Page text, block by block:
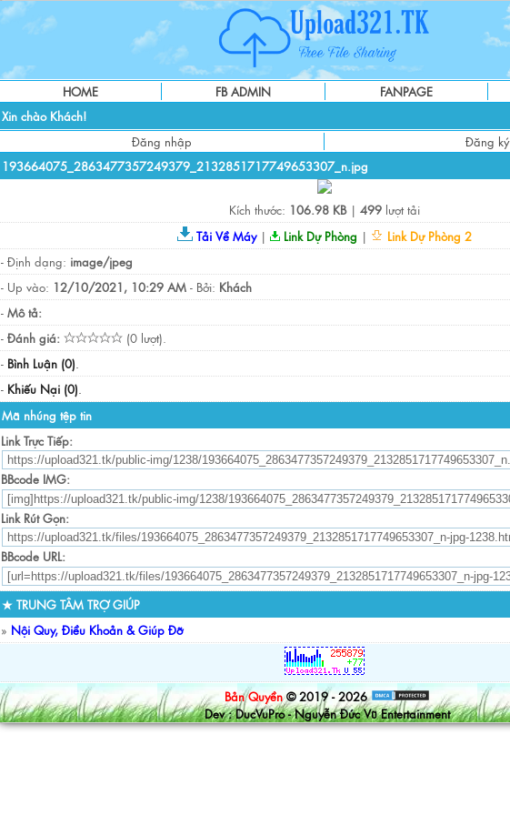
HOME FB ADMIN FANPAGE
Xin chào Khách!
Đăng nhập
Đăng ký
193664075_2863477357249379_2132851717749653307_n.jpg
Kích thước: 106.98 KB| 499 lượt tải
Tải Về Máy| Link Dự Phòng |
Link Dự Phòng 2
- Định dạng: image/jpeg
- Up vào: 12/10/2021, 10:29 AM - Bởi: Khách
- Mô tả:
- Đánh giá:
(0 lượt).
- Bình Luận (0).
- Khiếu Nại (0).
Mã nhúng tệp tin
Link Trực Tiếp:
BBcode IMG:
Link Rút Gọn:
BBcode URL:
★ TRUNG TÂM TRỢ GIÚP
» Nội Quy, Điều Khoản & Giúp Đỡ
Bản Quyền © 2019 - 2026
Dev : DucVuPro - Nguyễn Đức Vũ Entertainment